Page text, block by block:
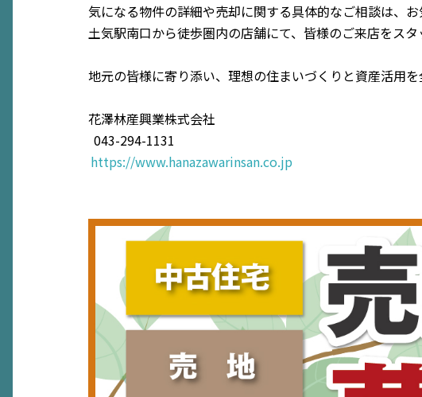
気になる物件の詳細や売却に関する具体的なご相談は、
土気駅南口から徒歩圏内の店舗にて、皆様のご来店をス
地元の皆様に寄り添い、理想の住まいづくりと資産活用
花澤林産興業株式会社
043-294-1131
https://www.hanazawarinsan.co.jp